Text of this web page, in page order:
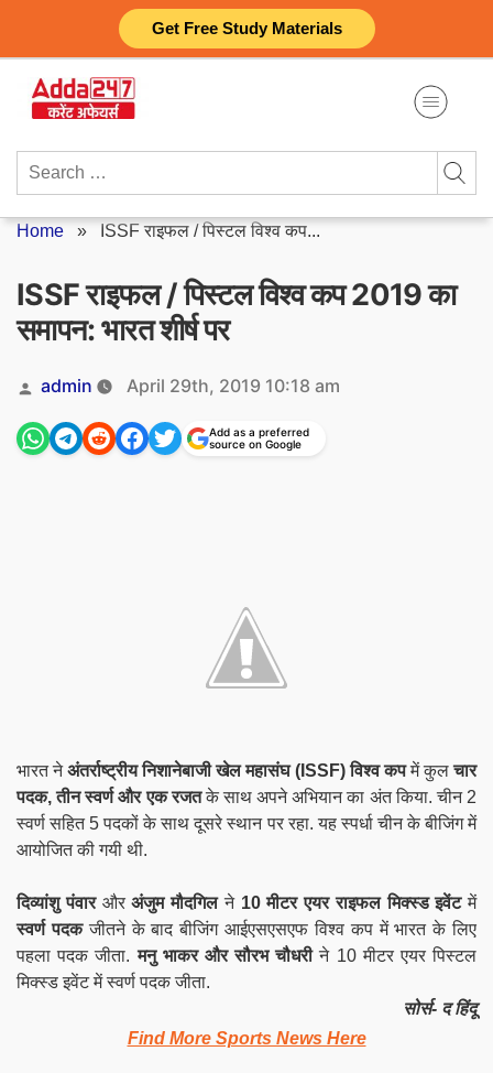
Get Free Study Materials
content
Search
Home » ISSF राइफल / पिस्टल विश्व कप...
ISSF राइफल / पिस्टल विश्व कप 2019 का
समापन: भारत शीर्ष पर
Posted
by
admin April 29th, 2019 10:18 am
Add as a preferred
source on Google
भारत नेअंतर्राष्ट्रीय निशानेबाजी खेल महासंघ (ISSF) विश्व कपमें कुलचार
पदक, तीन स्वर्ण और एक रजतके साथ अपने अभियान का अंत किया. चीन 2
स्वर्ण सहित 5 पदकों के साथ दूसरे स्थान पर रहा. यह स्पर्धा चीन के बीजिंग में
आयोजित की गयी थी.
दिव्यांशु पंवारऔरअंजुम मौदगिलने 10 मीटर एयर राइफल मिक्स्ड इवेंटमें
स्वर्ण पदकजीतने के बाद बीजिंग आईएसएसएफ विश्व कप में भारत के लिए
पहला पदक जीता.मनु भाकर और सौरभ चौधरीने 10 मीटर एयर पिस्टल
मिक्स्ड इवेंट में स्वर्ण पदक जीता.
सोर्स- द हिंदू
Find More Sports News Here